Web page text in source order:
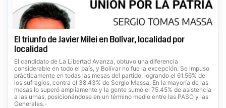
El triunfo de Javier Milei en Bolívar, localidad por
localidad
El candidato de La Libertad Avanza, obtuvo una diferencia
considerable en todo el país, y Bolívar no fue la excepción. Se impuso
prácticamente en todas las mesas del partido, logrando el 61.56% de
los sufragios, contra el 38.43% de Sergio Massa. En la mayoría de las
mesas lo superó ampliamente y la gente sumó el 75.45% de asistencia
a las urnas, posicionándose en un término medio entre las PASO y las
Generales.-